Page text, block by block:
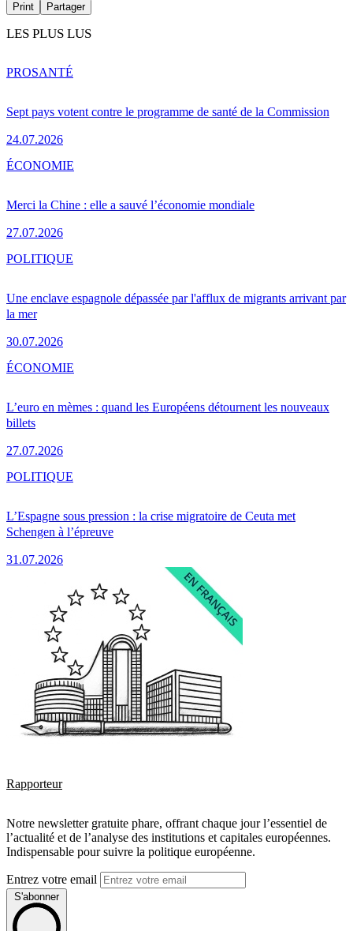
Print Partager
LES PLUS LUS
Sept pays votent contre le programme de santé de la Commission
24.07.2026
PROSANTÉ
Merci la Chine : elle a sauvé l’économie mondiale
27.07.2026
ÉCONOMIE
Une enclave espagnole dépassée par l'afflux de migrants arrivant par
la mer
30.07.2026
POLITIQUE
L’euro en mèmes : quand les Européens détournent les nouveaux
billets
27.07.2026
ÉCONOMIE
L’Espagne sous pression : la crise migratoire de Ceuta met
Schengen à l’épreuve
31.07.2026
POLITIQUE
Rapporteur
Notre newsletter gratuite phare, offrant chaque jour l’essentiel de
l’actualité et de l’analyse des institutions et capitales européennes.
Indispensable pour suivre la politique européenne.
Entrez votre email
S'abonner